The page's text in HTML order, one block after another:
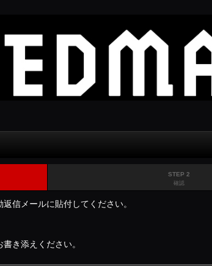
STEP 2
確認
信メールに貼付してください。
き添えください。